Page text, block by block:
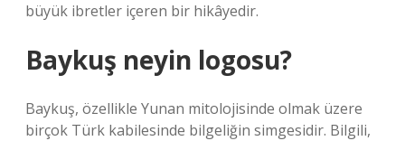
büyük ibretler içeren bir hikâyedir.
Baykuş neyin logosu?
Baykuş, özellikle Yunan mitolojisinde olmak üzere
birçok Türk kabilesinde bilgeliğin simgesidir. Bilgili,